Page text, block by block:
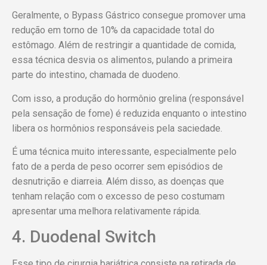
Geralmente, o Bypass Gástrico consegue promover uma
redução em torno de 10% da capacidade total do
estômago. Além de restringir a quantidade de comida,
essa técnica desvia os alimentos, pulando a primeira
parte do intestino, chamada de duodeno.
Com isso, a produção do hormônio grelina (responsável
pela sensação de fome) é reduzida enquanto o intestino
libera os hormônios responsáveis pela saciedade.
É uma técnica muito interessante, especialmente pelo
fato de a perda de peso ocorrer sem episódios de
desnutrição e diarreia. Além disso, as doenças que
tenham relação com o excesso de peso costumam
apresentar uma melhora relativamente rápida.
4. Duodenal Switch